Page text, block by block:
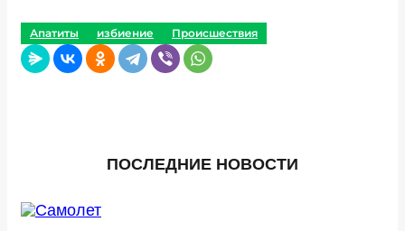
Апатиты избиение Происшествия
ПОСЛЕДНИЕ НОВОСТИ